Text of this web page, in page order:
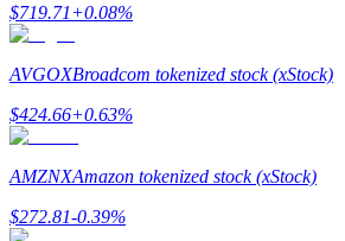
Strategie handlowe
Dowiedz się, jak zachować rentowność
$719.71+0.08%
AVGOXBroadcom tokenized stock (xStock)
$424.66+0.63%
AMZNXAmazon tokenized stock (xStock)
$272.81-0.39%